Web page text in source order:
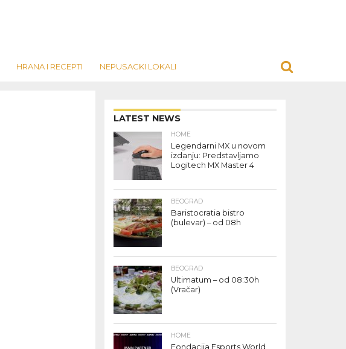
HRANA I RECEPTI NEPUSACKI LOKALI
LATEST NEWS
HOME
Legendarni MX u novom
izdanju: Predstavljamo
Logitech MX Master 4
BEOGRAD
Baristocratia bistro
(bulevar) – od 08h
BEOGRAD
Ultimatum – od 08:30h
(Vračar)
HOME
Fondacija Esports World